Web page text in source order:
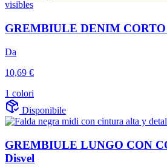
GREMBIULE DENIM CORTO
Da
10,69 €
1 colori
Disponibile
GREMBIULE LUNGO CON
Disvel